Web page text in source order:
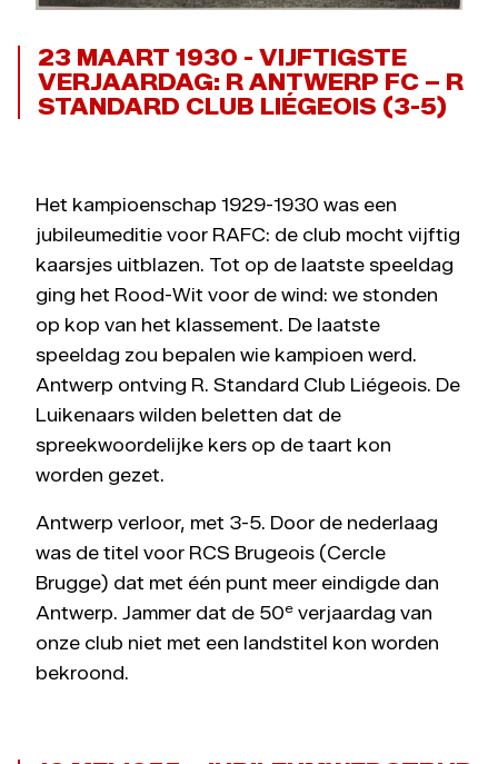
23 MAART 1930 - VIJFTIGSTE
VERJAARDAG: R ANTWERP FC – R
STANDARD CLUB LIÉGEOIS (3-5)
Het kampioenschap 1929-1930 was een
jubileumeditie voor RAFC: de club mocht vijftig
kaarsjes uitblazen. Tot op de laatste speeldag
ging het Rood-Wit voor de wind: we stonden
op kop van het klassement. De laatste
speeldag zou bepalen wie kampioen werd.
Antwerp ontving R. Standard Club Liégeois. De
Luikenaars wilden beletten dat de
spreekwoordelijke kers op de taart kon
worden gezet.
Antwerp verloor, met 3-5. Door de nederlaag
was de titel voor RCS Brugeois (Cercle
Brugge) dat met één punt meer eindigde dan
Antwerp. Jammer dat de 50e verjaardag van
onze club niet met een landstitel kon worden
bekroond.